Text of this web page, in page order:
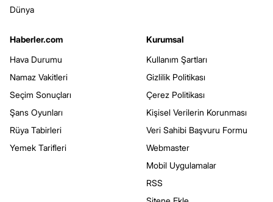
Dünya
Haberler.com
Hava Durumu
Namaz Vakitleri
Seçim Sonuçları
Şans Oyunları
Rüya Tabirleri
Yemek Tarifleri
Kurumsal
Kullanım Şartları
Gizlilik Politikası
Çerez Politikası
Kişisel Verilerin Korunması
Veri Sahibi Başvuru Formu
Webmaster
Mobil Uygulamalar
RSS